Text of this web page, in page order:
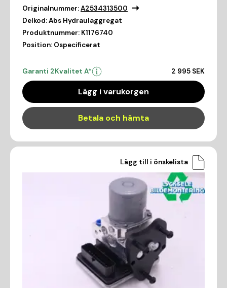
Originalnummer:A2534313500
Delkod:Abs Hydraulaggregat
Produktnummer: K1176740
Position: Ospecificerat
Garanti 2Kvalitet A* 2 995 SEK
Lägg i varukorgen
Betala och hämta
Lägg till i önskelista